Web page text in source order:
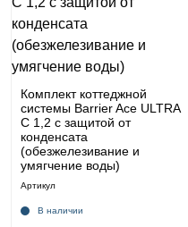
Комплект коттеджной
системы Barrier Ace ULTRA
C 1,2 с защитой от
конденсата
(обезжелезивание и
умягчение воды)
Артикул
В наличии